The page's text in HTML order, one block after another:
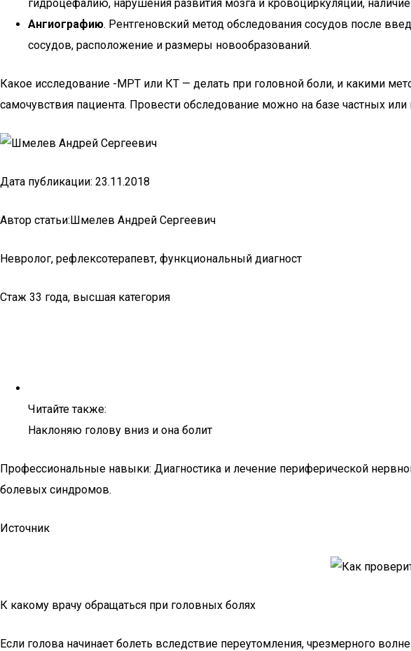
гидроцефалию, нарушения развития мозга и кровоциркуляции,
Ангиографию. Рентгеновский метод обследования сосудов после
сосудов, расположение и размеры новообразований.
Какое исследование -МРТ или КТ — делать при головной боли, и какими
самочувствия пациента. Провести обследование можно на базе частных
Дата публикации: 23.11.2018
Автор статьи:Шмелев Андрей Сергеевич
Невролог, рефлексотерапевт, функциональный диагност
Стаж 33 года, высшая категория
Читайте также:
Наклоняю голову вниз и она болит
Профессиональные навыки: Диагностика и лечение периферической
болевых синдромов.
Источник
К какому врачу обращаться при головных болях
Если голова начинает болеть вследствие переутомления, чрезмерного